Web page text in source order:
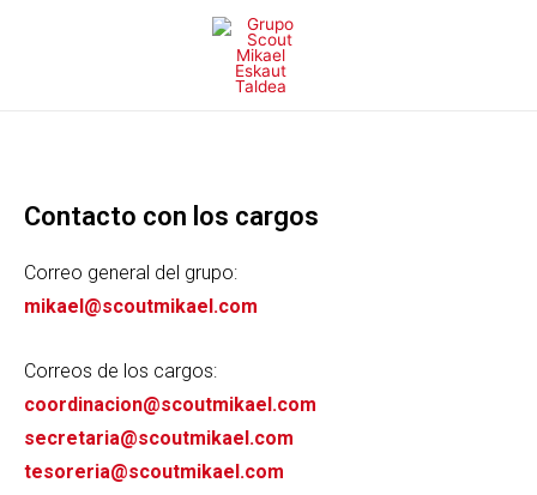
Contacto con los cargos
Correo general del grupo:
mikael@scoutmikael.com
Correos de los cargos:
coordinacion@scoutmikael.com
secretaria@scoutmikael.com
tesoreria@scoutmikael.com